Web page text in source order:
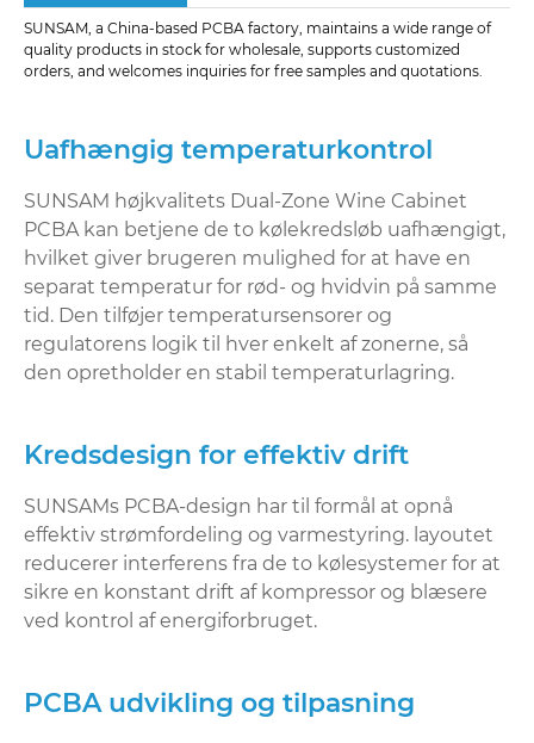
SUNSAM, a China-based PCBA factory, maintains a wide range of
quality products in stock for wholesale, supports customized
orders, and welcomes inquiries for free samples and quotations.
Uafhængig temperaturkontrol
SUNSAM højkvalitets Dual-Zone Wine Cabinet
PCBA kan betjene de to kølekredsløb uafhængigt,
hvilket giver brugeren mulighed for at have en
separat temperatur for rød- og hvidvin på samme
tid. Den tilføjer temperatursensorer og
regulatorens logik til hver enkelt af zonerne, så
den opretholder en stabil temperaturlagring.
Kredsdesign for effektiv drift
SUNSAMs PCBA-design har til formål at opnå
effektiv strømfordeling og varmestyring. layoutet
reducerer interferens fra de to kølesystemer for at
sikre en konstant drift af kompressor og blæsere
ved kontrol af energiforbruget.
PCBA udvikling og tilpasning